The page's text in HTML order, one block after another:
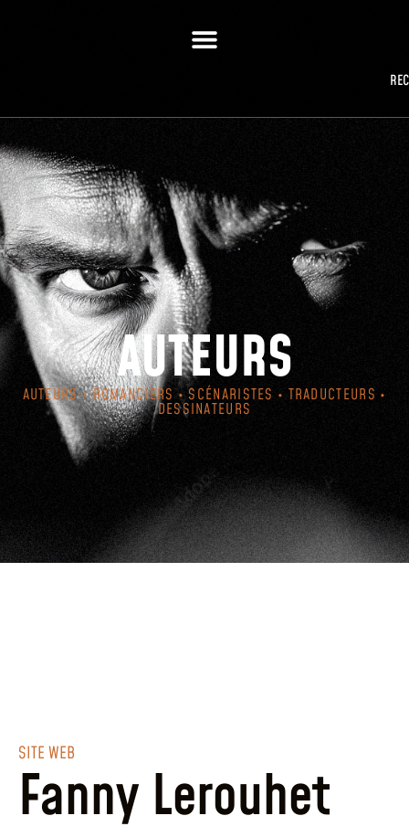
AUTEURS
AUTEURS • ROMANCIERS • SCÉNARISTES • TRADUCTEURS •
DESSINATEURS
SITE WEB
Fanny Lerouhet